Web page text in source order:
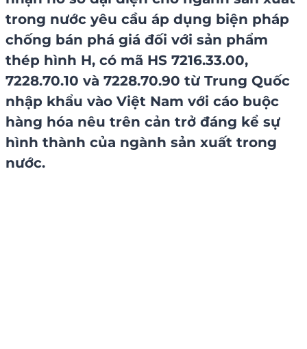
trong nước yêu cầu áp dụng biện pháp
chống bán phá giá đối với sản phẩm
thép hình H, có mã HS 7216.33.00,
7228.70.10 và 7228.70.90 từ Trung Quốc
nhập khẩu vào Việt Nam với cáo buộc
hàng hóa nêu trên cản trở đáng kể sự
hình thành của ngành sản xuất trong
nước.